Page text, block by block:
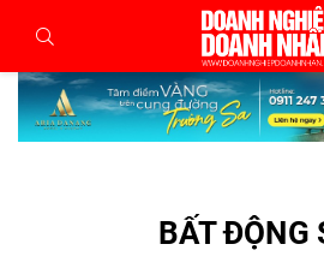
BẤT ĐỘNG